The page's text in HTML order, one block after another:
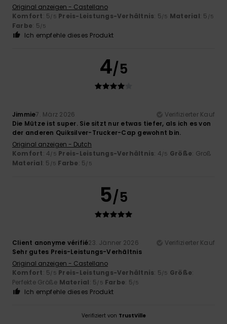
Original anzeigen - Castellano
Komfort: 5/5 Preis-Leistungs-Verhältnis: 5/5 Material: 5 /5
Farbe: 5/5
Ich empfehle dieses Produkt
4/5
Jimmie7. März 2026
Verifizierter Kauf
Die Mütze ist super. Sie sitzt nur etwas tiefer, als ich es von
der anderen Quiksilver-Trucker-Cap gewohnt bin.
Original anzeigen - Dutch
Komfort: 4/5 Preis-Leistungs-Verhältnis: 4/5 Größe: Groß
Material: 5 /5 Farbe: 5/5
5/5
Client anonyme vérifié23. Jänner 2026
Verifizierter Kauf
Sehr gutes Preis-Leistungs-Verhältnis
Original anzeigen - Castellano
Komfort: 5/5 Preis-Leistungs-Verhältnis: 5/5 Größe:
Perfekte Größe Material: 5/5 Farbe: 5/5
Ich empfehle dieses Produkt
Verifiziert von TrustVille